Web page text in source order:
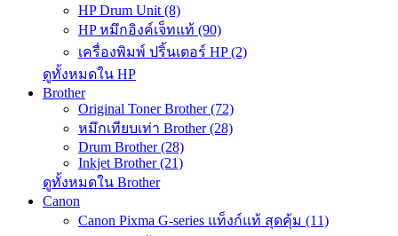
HP Drum Unit (8)
HP หมึกอิงค์เจ็ทแท้ (90)
เครื่องพิมพ์ ปริ้นเตอร์ HP (2)
ดูทั้งหมดใน HP
Brother
Original Toner Brother (72)
หมึกเทียบเท่า Brother (28)
Drum Brother (28)
Inkjet Brother (21)
ดูทั้งหมดใน Brother
Canon
Canon Pixma G-series แท็งก์แท้ สุดคุ้ม (11)